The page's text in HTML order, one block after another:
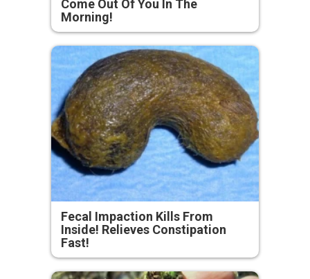
Come Out Of You In The
Morning!
Fecal Impaction Kills From
Inside! Relieves Constipation
Fast!